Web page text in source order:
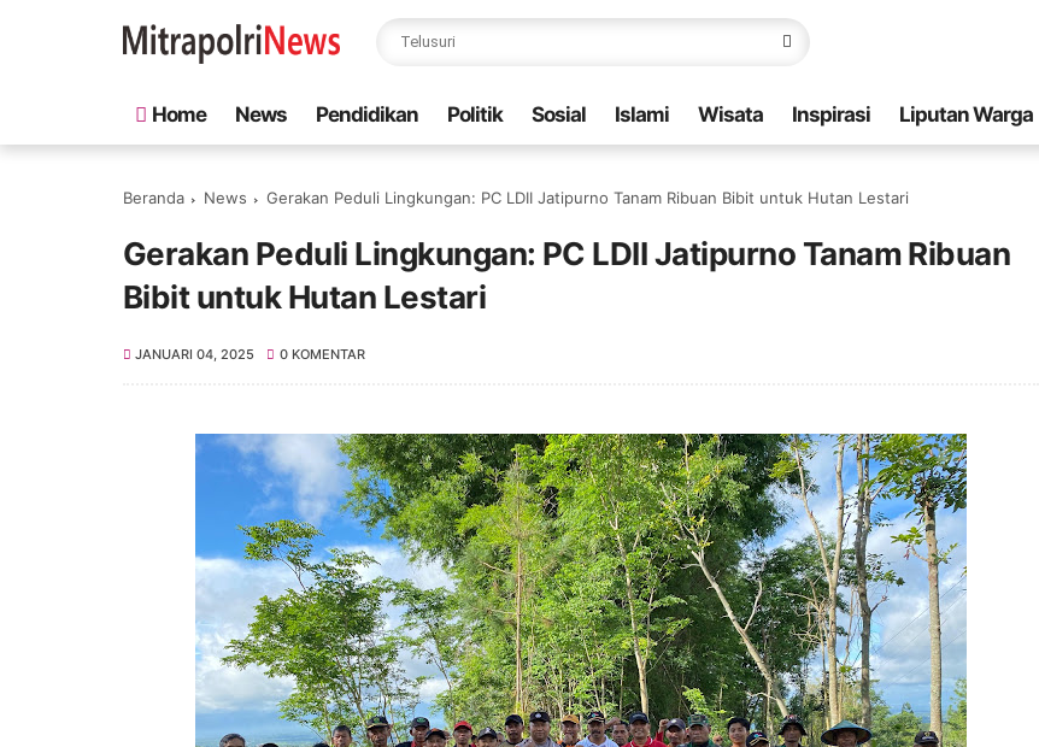
Home News Pendidikan Politik Sosial Islami Wisata Inspirasi Liputan Warga
Beranda News Gerakan Peduli Lingkungan: PC LDII Jatipurno Tanam Ribuan Bibit untuk Hutan Lestari
Gerakan Peduli Lingkungan: PC LDII Jatipurno Tanam Ribuan
Bibit untuk Hutan Lestari
JANUARI 04, 2025 0 KOMENTAR